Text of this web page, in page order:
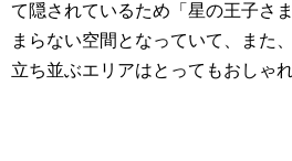
て隠されているため「星の王子さ
まらない空間となっていて、また
立ち並ぶエリアはとってもおしゃ